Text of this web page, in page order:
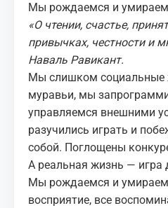
Мы рождаемся и умираем
«О чтении, счастье,
привычках, честности и
Наваль Равикант.
Мы слишком социальные
муравьи, мы
управляемся внешними
разучились играть и
собой. Поглощены
А реальная жизнь — игра
Мы рождаемся и умираем
восприятие, все